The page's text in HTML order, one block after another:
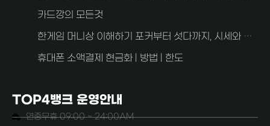
카드깡의 모든것
한게임 머니상 이해하기 포커부터 섯다까지, 시세와 사기 예방 안내
휴대폰 소액결제 현금화 | 방법 | 한도
TOP4뱅크 운영안내
연중무휴 09:00 ~ 24:00AM